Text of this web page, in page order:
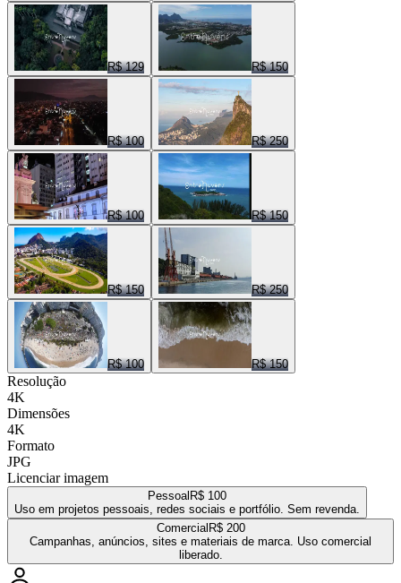
R$ 129 R$ 150
R$ 100 R$ 250
R$ 100 R$ 150
R$ 150 R$ 250
R$ 100 R$ 150
Resolução
4K
Dimensões
4K
Formato
JPG
Licenciar imagem
Pessoal R$ 100
Uso em projetos pessoais, redes sociais e portfólio. Sem revenda.
Comercial R$ 200
Campanhas, anúncios, sites e materiais de marca. Uso comercial
liberado.